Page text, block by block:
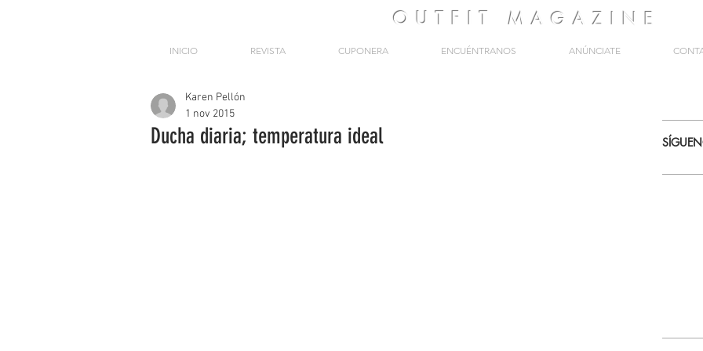
OUTFIT MAGAZINE
INICIO REVISTA CUPONERA ENCUÉNTRANOS ANÚNCIATE
Ducha diaria; temperatura ideal
Karen Pellón
1 nov 2015